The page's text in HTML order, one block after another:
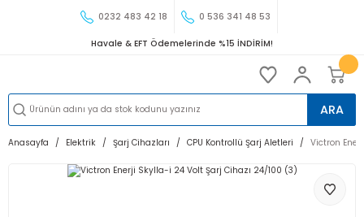
0232 483 42 18 0 536 341 48 53
Havale & EFT Ödemelerinde %15 İNDİRİM!
ARA
Anasayfa Elektrik Şarj Cihazları CPU Kontrollü Şarj Aletleri Victron